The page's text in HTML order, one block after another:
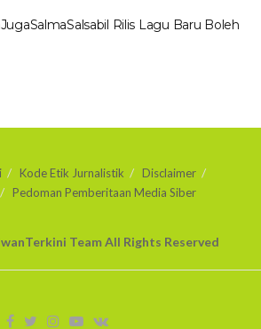
Rilis Lagu Baru Boleh
Kode Etik Jurnalistik
Disclaimer
Pedoman Pemberitaan Media Siber
Team All Rights Reserved